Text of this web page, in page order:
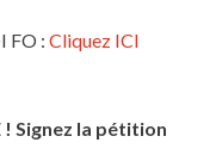
FO : Cliquez ICI
! Signez la pétition